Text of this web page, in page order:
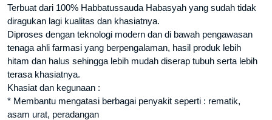
Terbuat dari 100% Habbatussauda Habasyah yang sudah tidak
diragukan lagi kualitas dan khasiatnya.
Diproses dengan teknologi modern dan di bawah pengawasan
tenaga ahli farmasi yang berpengalaman, hasil produk lebih
hitam dan halus sehingga lebih mudah diserap tubuh serta lebih
terasa khasiatnya.
Khasiat dan kegunaan :
* Membantu mengatasi berbagai penyakit seperti : rematik,
asam urat, peradangan